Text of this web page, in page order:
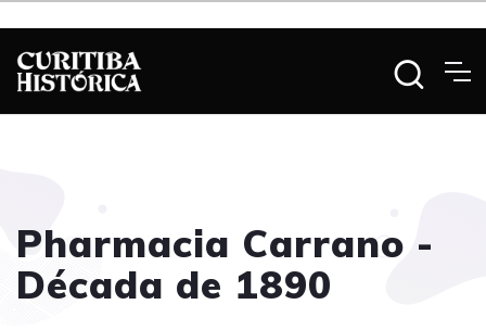
Pharmacia Carrano -
Década de 1890